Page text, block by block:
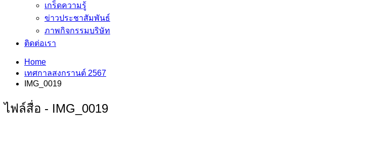
เกร็ดความรู้
ข่าวประชาสัมพันธ์
ภาพกิจกรรมบริษัท
ติดต่อเรา
Home
เทศกาลสงกรานต์ 2567
IMG_0019
ไฟล์สื่อ - IMG_0019